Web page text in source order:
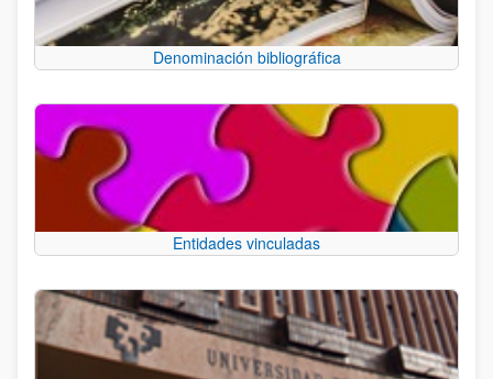
Denominación bibliográfica
Entidades vinculadas